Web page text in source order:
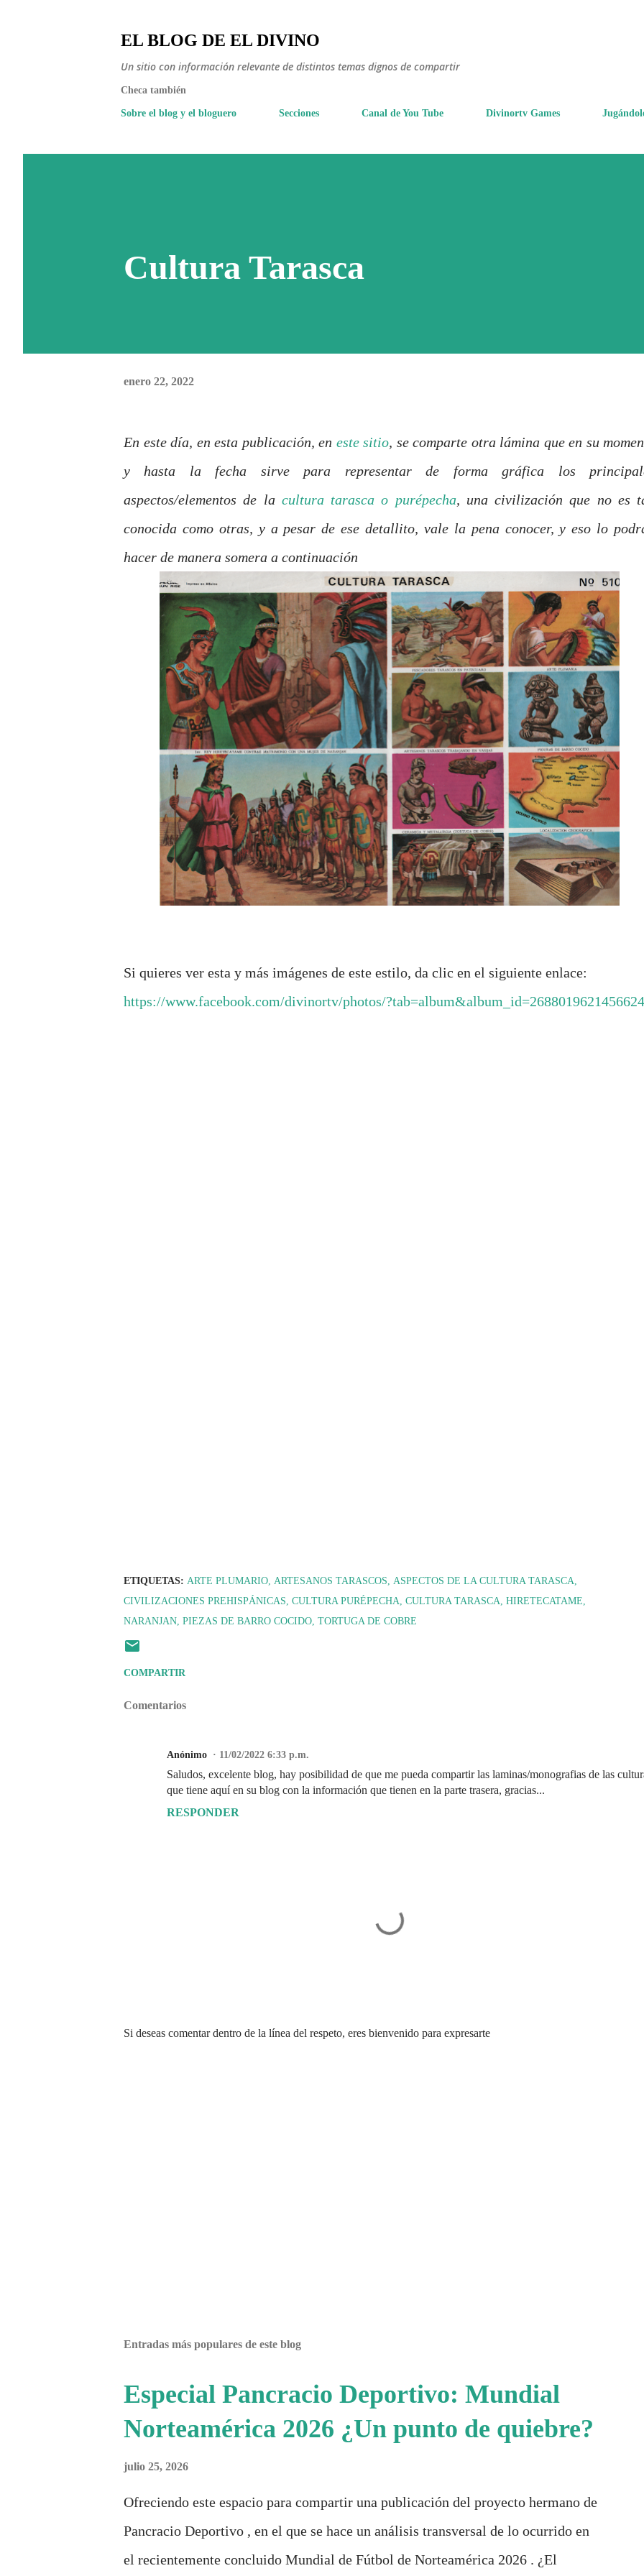
EL BLOG DE EL DIVINO
Un sitio con información relevante de distintos temas dignos de compartir
Checa también
Sobre el blog y el bloguero Secciones Canal de You Tube Divinortv Games
Cultura Tarasca
enero 22, 2022
En este día, en esta publicación, en este sitio, se comparte otra lámina que en su
y hasta la fecha sirve para representar de forma gráfica los
aspectos/elementos de la cultura tarasca o purépecha, una civilización que no es
conocida como otras, y a pesar de ese detallito, vale la pena conocer, y eso lo
hacer de manera somera a continuación
Si quieres ver esta y más imágenes de este estilo, da clic en el siguiente enlace:
https://www.facebook.com/divinortv/photos/?tab=album&album_id=2688019621456624
ETIQUETAS: ARTE PLUMARIO ARTESANOS TARASCOS
ASPECTOS DE LA CULTURA TARASCA
CIVILIZACIONES PREHISPÁNICAS CULTURA PURÉPECHA CULTURA TARASCA HIRETECATAME
NARANJAN PIEZAS DE BARRO COCIDO TORTUGA DE COBRE
COMPARTIR
Comentarios
Anónimo 11/02/2022 6:33 p.m.
Saludos, excelente blog, hay posibilidad de que me pueda compartir las laminas/monografias de las
que tiene aquí en su blog con la información que tienen en la parte trasera, gracias...
RESPONDER
P
Si deseas comentar dentro de la línea del respeto, eres bienvenido para expresarte
Entradas más populares de este blog
Especial Pancracio Deportivo: Mundial
Norteamérica 2026 ¿Un punto de quiebre?
julio 25, 2026
Ofreciendo este espacio para compartir una publicación del proyecto hermano de
Pancracio Deportivo , en el que se hace un análisis transversal de lo ocurrido en
el recientemente concluido Mundial de Fútbol de Norteamérica 2026 . ¿El